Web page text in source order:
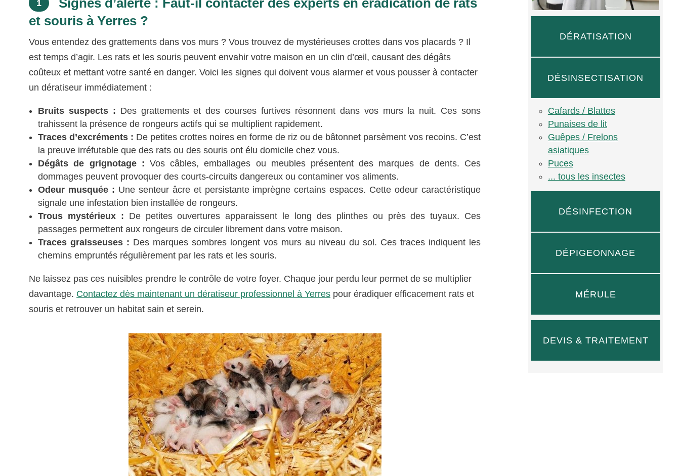
1
et souris à Yerres ?
Vous entendez des grattements dans vos murs ? Vous trouvez de mystérieuses crottes dans vos placards ? Il
est temps d’agir. Les rats et les souris peuvent envahir votre maison en un clin d’œil, causant des dégâts
coûteux et mettant votre santé en danger. Voici les signes qui doivent vous alarmer et vous pousser à contacter
un dératiseur immédiatement :
Bruits suspects : Des grattements et des courses furtives résonnent dans vos murs la nuit. Ces sons
trahissent la présence de rongeurs actifs qui se multiplient rapidement.
Traces d’excréments : De petites crottes noires en forme de riz ou de bâtonnet parsèment vos recoins. C’est
la preuve irréfutable que des rats ou des souris ont élu domicile chez vous.
Dégâts de grignotage : Vos câbles, emballages ou meubles présentent des marques de dents. Ces
dommages peuvent provoquer des courts-circuits dangereux ou contaminer vos aliments.
Odeur musquée : Une senteur âcre et persistante imprègne certains espaces. Cette odeur caractéristique
signale une infestation bien installée de rongeurs.
Trous mystérieux : De petites ouvertures apparaissent le long des plinthes ou près des tuyaux. Ces
passages permettent aux rongeurs de circuler librement dans votre maison.
Traces graisseuses : Des marques sombres longent vos murs au niveau du sol. Ces traces indiquent les
chemins empruntés régulièrement par les rats et les souris.
Ne laissez pas ces nuisibles prendre le contrôle de votre foyer. Chaque jour perdu leur permet de se multiplier
davantage. Contactez dès maintenant un dératiseur professionnel à Yerres pour éradiquer efficacement rats et
souris et retrouver un habitat sain et serein.
DÉRATISATION
DÉSINSECTISATION
Cafards / Blattes
Punaises de lit
Guêpes / Frelons
asiatiques
Puces
... tous les insectes
DÉSINFECTION
DÉPIGEONNAGE
MÉRULE
DEVIS & TRAITEMENT